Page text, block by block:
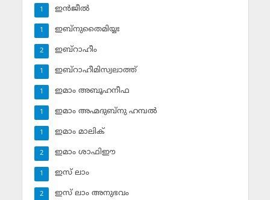
ഇന്‍ജീല്‍
1
ഇബ്‌നുതൈമിയ്യഃ
1
ഇബ്‌റാഹീം
2
ഇബ്‌റാഹീമിസ്വലാത്ത്
1
ഇമാം അബൂഹനീഫ
1
ഇമാം അഹ്മദുബ്‌നു ഹമ്പല്‍
1
ഇമാം മാലിക്
1
ഇമാം ശാഫിഈ
2
ഇസ് ലാം
1
ഇസ് ലാം അനുഭവം
2